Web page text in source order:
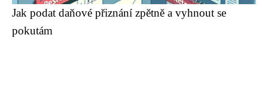
Jak podat daňové přiznání zpětně a vyhnout se
pokutám